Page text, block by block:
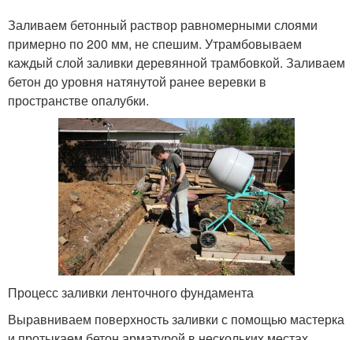
Заливаем бетонный раствор равномерными слоями
примерно по 200 мм, не спешим. Утрамбовываем
каждый слой заливки деревянной трамбовкой. Заливаем
бетон до уровня натянутой ранее веревки в
пространстве опалубки.
Процесс заливки ленточного фундамента
Выравниваем поверхность заливки с помощью мастерка